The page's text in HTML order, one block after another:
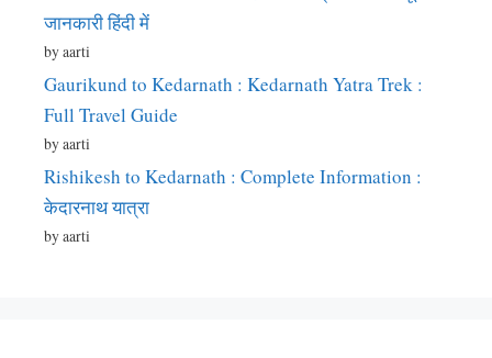
जानकारी हिंदी में
by aarti
Gaurikund to Kedarnath : Kedarnath Yatra Trek :
Full Travel Guide
by aarti
Rishikesh to Kedarnath : Complete Information :
केदारनाथ यात्रा
by aarti